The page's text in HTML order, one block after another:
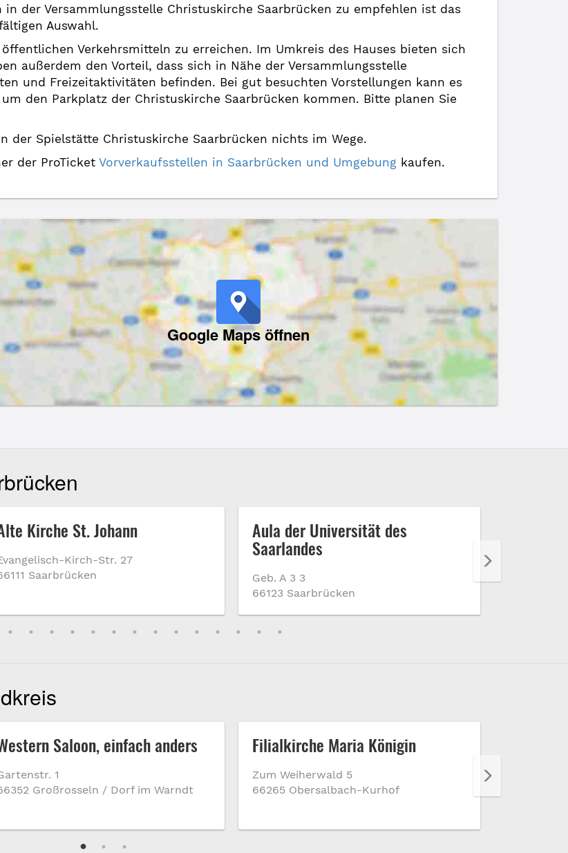
der Versammlungsstelle Christuskirche Saarbrücken zu empfehlen ist das
Auswahl.
Verkehrsmitteln zu erreichen. Im Umkreis des Hauses bieten sich
außerdem den Vorteil, dass sich in Nähe der Versammlungsstelle
und Freizeitaktivitäten befinden. Bei gut besuchten Vorstellungen kann es
den Parkplatz der Christuskirche Saarbrücken kommen. Bitte planen Sie
der Spielstätte Christuskirche Saarbrücken nichts im Wege.
der ProTicket Vorverkaufsstellen in Saarbrücken und Umgebung kaufen.
Google Maps öffnen
Kirche St. Johann
Kirch-Str. 27
Saarbrücken
Aula der Universität des
Saarlandes
Geb. A 3 3
66123 Saarbrücken
Saloon, einfach anders
1
Großrosseln / Dorf im Warndt
Filialkirche Maria Königin
Zum Weiherwald 5
66265 Obersalbach-Kurhof